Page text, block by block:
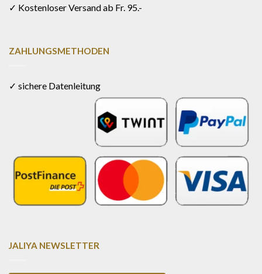
✓ Kostenloser Versand ab Fr. 95.-
ZAHLUNGSMETHODEN
✓ sichere Datenleitung
JALIYA NEWSLETTER